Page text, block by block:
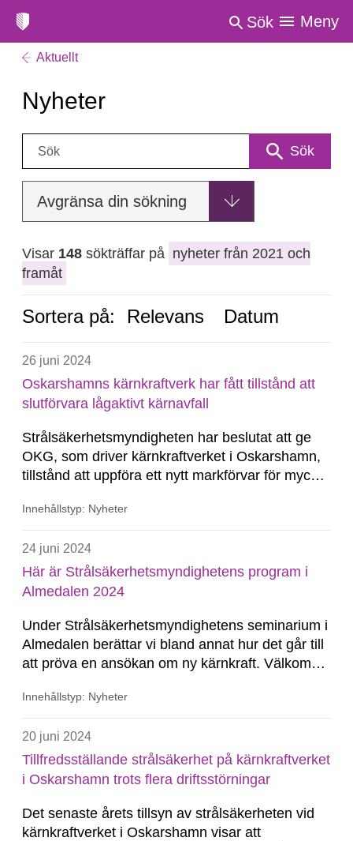
Sök Meny
Aktuellt
Nyheter
Sök: Sök
Avgränsa din sökning
Visar 148 sökträffar på nyheter från 2021 och
framåt
Sortera på: Relevans Datum
26 juni 2024
Oskarshamns kärnkraftverk har fått tillstånd att
slutförvara lågaktivt kärnavfall
Strålsäkerhetsmyndigheten har beslutat att ge
OKG, som driver kärnkraftverket i Oskarshamn,
tillstånd att uppföra ett nytt markförvar för mycket
Innehållstyp: Nyheter
24 juni 2024
Här är Strålsäkerhetsmyndighetens program i
Almedalen 2024
Under Strålsäkerhetsmyndighetens seminarium i
Almedalen berättar vi bland annat hur det går till
att pröva en ansökan om ny kärnkraft. Välkomna
Innehållstyp: Nyheter
20 juni 2024
Tillfredsställande strålsäkerhet på kärnkraftverket
i Oskarshamn trots flera driftsstörningar
Det senaste årets tillsyn av strålsäkerheten vid
kärnkraftverket i Oskarshamn visar att